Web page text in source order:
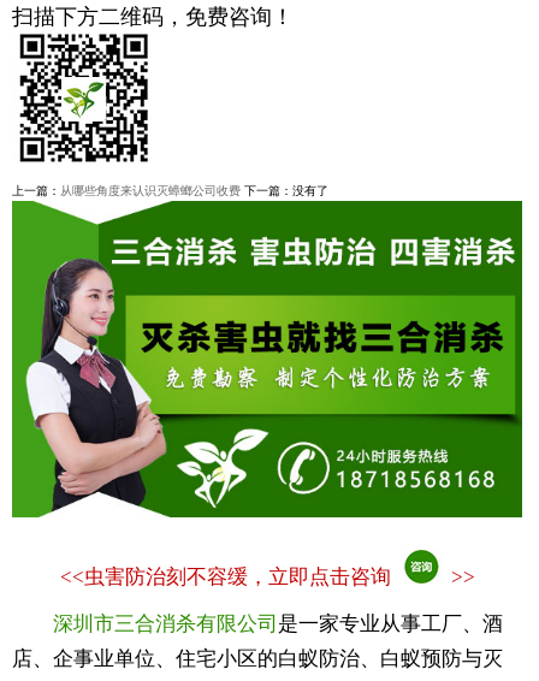
扫描下方二维码，免费咨询！
上一篇： 从哪些角度来认识灭蟑螂公司收费 下一篇：没有了
<<虫害防治刻不容缓，立即点击咨询 >>
深圳市三合消杀有限公司 是一家专业从事工厂、酒
店、企事业单位、住宅小区的白蚁防治、白蚁预防与灭